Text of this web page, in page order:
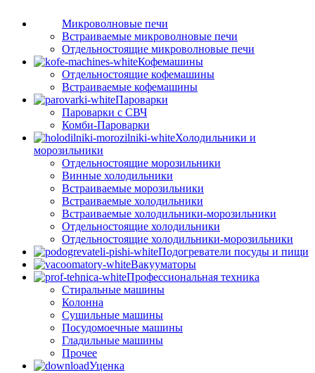
Микроволновые печи
Встраиваемые микроволновые печи
Отдельностоящие микроволновые печи
Кофемашины
Отдельностоящие кофемашины
Встраиваемые кофемашины
Пароварки
Пароварки с СВЧ
Комби-Пароварки
Холодильники и
морозильники
Отдельностоящие морозильники
Винные холодильники
Встраиваемые морозильники
Встраиваемые холодильники
Встраиваемые холодильники-морозильники
Отдельностоящие холодильники
Отдельностоящие холодильники-морозильники
Подогреватели посуды и пищи
Вакууматоры
Профессиональная техника
Стиральные машины
Колонна
Сушильные машины
Посудомоечные машины
Гладильные машины
Прочее
Уценка